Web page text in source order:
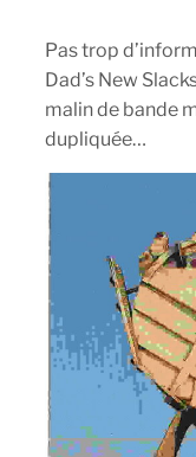
Pas trop
Dad’s New
malin de bande
dupliquée…